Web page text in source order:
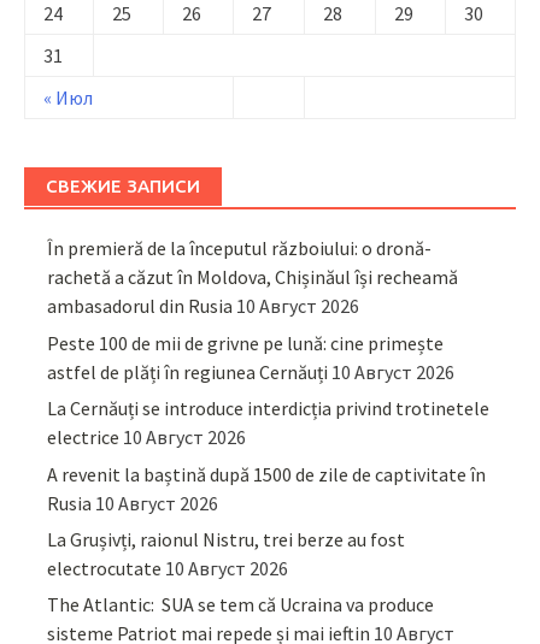
« Июл
24
25 26 27 28 29
30
31
СВЕЖИЕ ЗАПИСИ
În premieră de la începutul războiului: o dronă-
rachetă a căzut în Moldova, Chișinăul își recheamă
ambasadorul din Rusia 10 Август 2026
Peste 100 de mii de grivne pe lună: cine primește
astfel de plăți în regiunea Cernăuți 10 Август 2026
La Cernăuți se introduce interdicția privind trotinetele
electrice 10 Август 2026
A revenit la baștină după 1500 de zile de captivitate în
Rusia 10 Август 2026
La Grușivți, raionul Nistru, trei berze au fost
electrocutate 10 Август 2026
The Atlantic: SUA se tem că Ucraina va produce
sisteme Patriot mai repede și mai ieftin 10 Август